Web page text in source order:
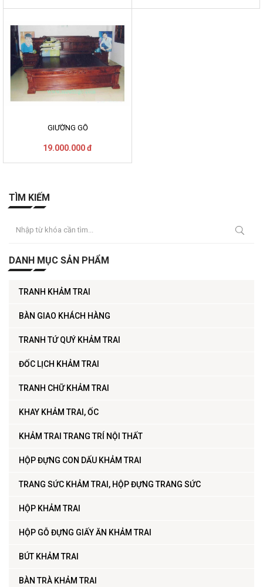
GIƯỜNG GỖ
19.000.000 đ
TÌM KIẾM
DANH MỤC SẢN PHẨM
TRANH KHẢM TRAI
BÀN GIAO KHÁCH HÀNG
TRANH TỨ QUÝ KHẢM TRAI
ĐỐC LỊCH KHẢM TRAI
TRANH CHỮ KHẢM TRAI
KHAY KHẢM TRAI, ỐC
KHẢM TRAI TRANG TRÍ NỘI THẤT
HỘP ĐỰNG CON DẤU KHẢM TRAI
TRANG SỨC KHẢM TRAI, HỘP ĐỰNG TRANG SỨC
HỘP KHẢM TRAI
HỘP GỖ ĐỰNG GIẤY ĂN KHẢM TRAI
BÚT KHẢM TRAI
BÀN TRÀ KHẢM TRAI